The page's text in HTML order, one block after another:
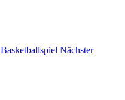
Nächster